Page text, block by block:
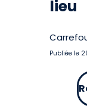
lieu
Publiée le